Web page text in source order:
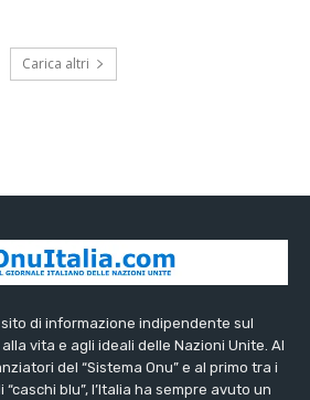
Carica altri
di informazione indipendente sul
vita e agli ideali delle Nazioni Unite. Al
del “Sistema Onu” e al primo tra i
blu”, l’Italia ha sempre avuto un